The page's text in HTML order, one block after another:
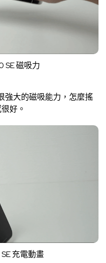
SE 磁吸力
強大的磁吸能力，怎麼搖
好。
SE 充電動畫